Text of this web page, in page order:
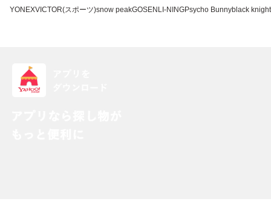
YONEXVICTOR(スポーツ)snow peakGOSEN LI-NINGPsycho Bunnyblack knight